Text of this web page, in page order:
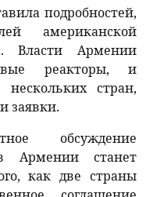
подробностей,
американской
Власти Армении
реакторы, и
стран,
заявки.
обсуждение
Армении станет
как две страны